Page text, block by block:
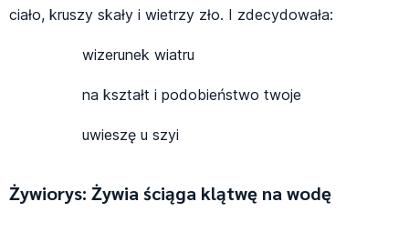
ciało, kruszy skały i wietrzy zło. I zdecydowała:
wizerunek wiatru
na kształt i podobieństwo twoje
uwieszę u szyi
Żywiorys: Żywia ściąga klątwę na wodę